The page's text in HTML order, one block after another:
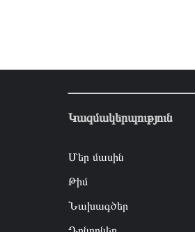
Կազմակերպություն
Մեր մասին
Թիմ
Նախագծեր